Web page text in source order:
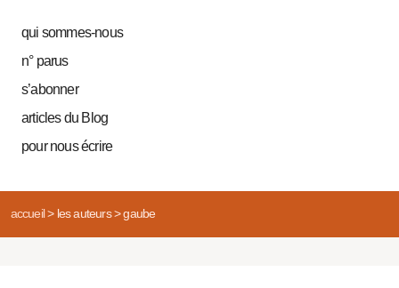
qui sommes-nous
n° parus
s’abonner
articles du Blog
pour nous écrire
accueil> les auteurs> gaube